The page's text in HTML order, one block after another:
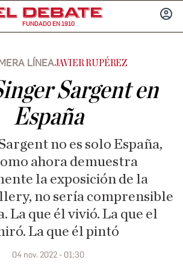
FUNDADO EN 1910
LÍNEAJAVIER RUPÉREZ
Sargent en
España
no es solo España,
ahora demuestra
la exposición de la
no sería comprensible
La que él vivió. La que el
La que él pintó
04 nov. 2022 - 01:30